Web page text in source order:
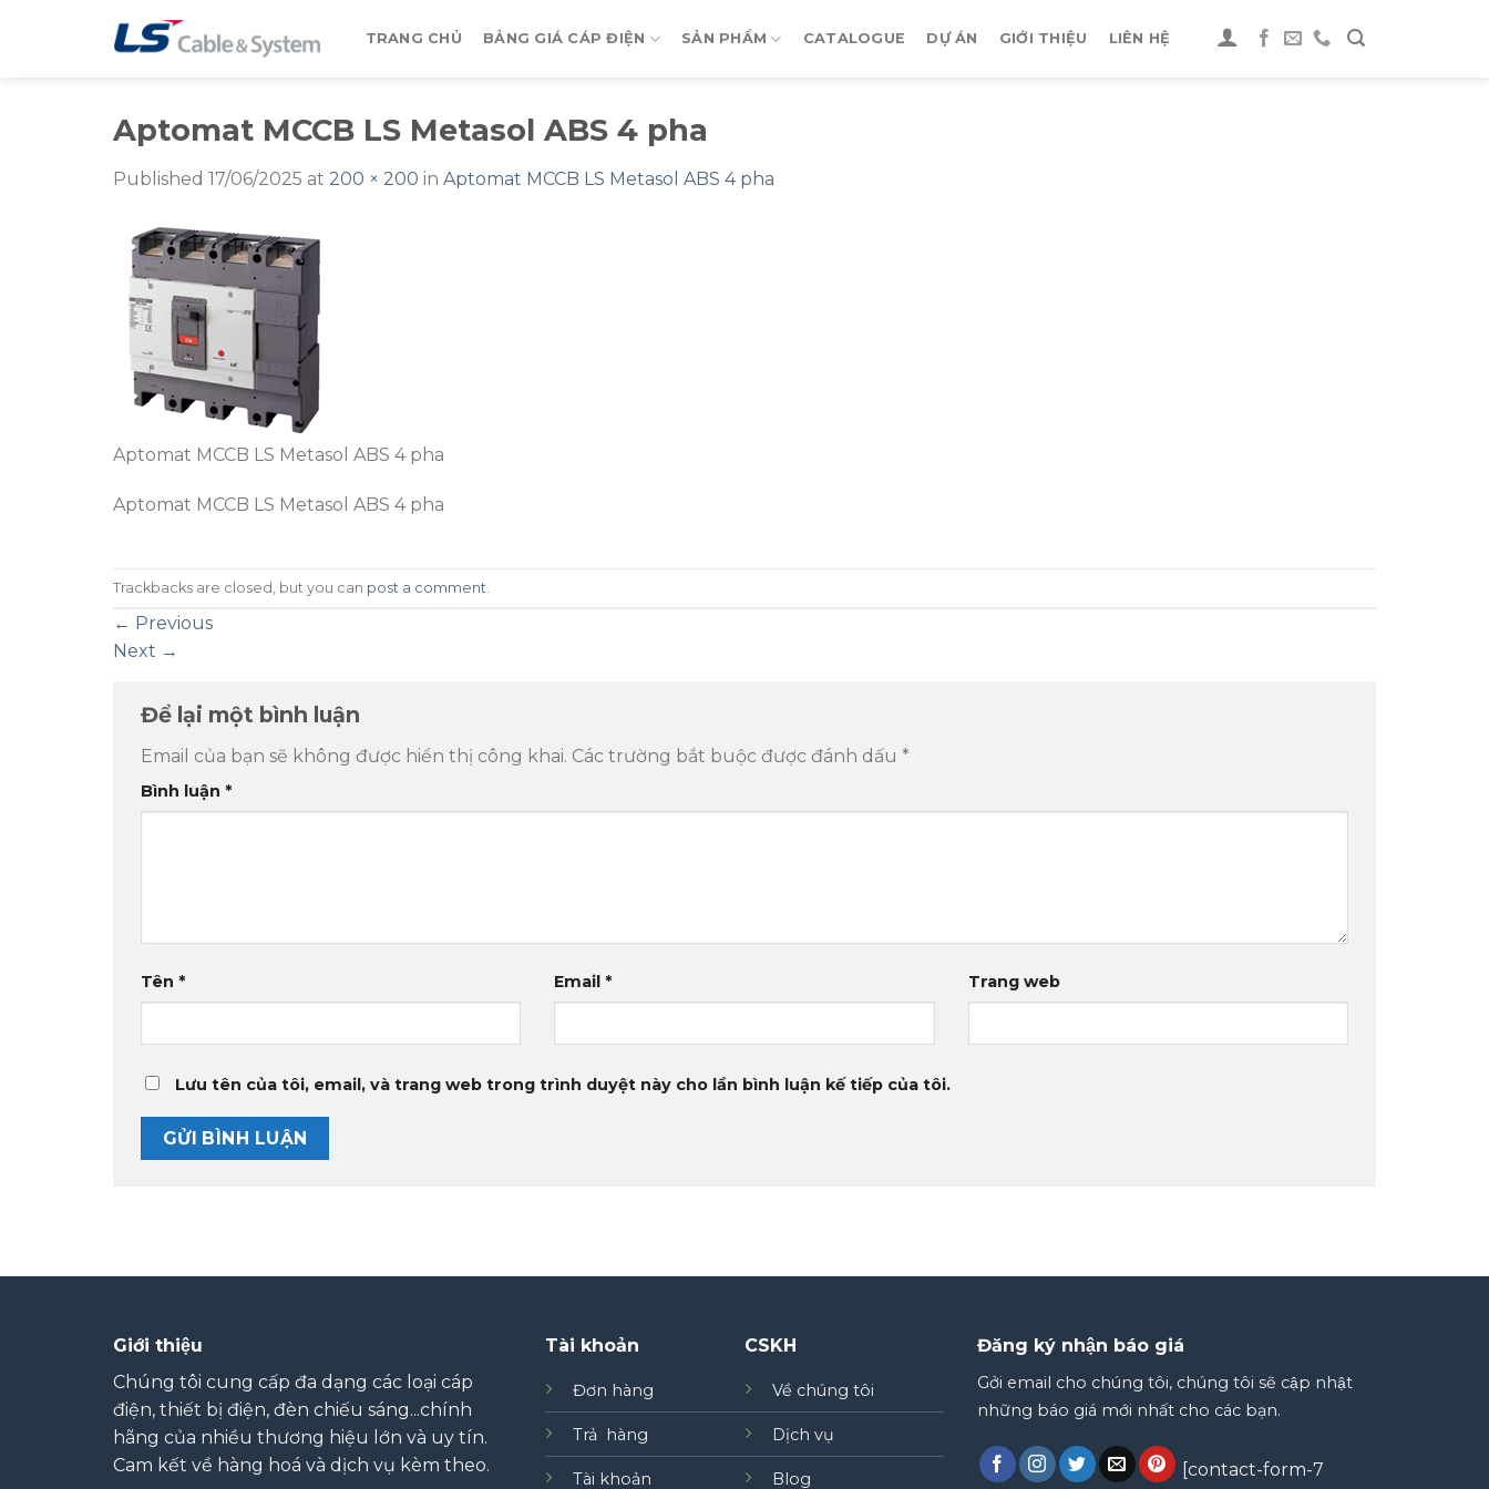
TRANG CHỦ BẢNG GIÁ CÁP ĐIỆN SẢN PHẨM CATALOGUE DỰ ÁN GIỚI THIỆU LIÊN HỆ
Aptomat MCCB LS Metasol ABS 4 pha
Published 17/06/2025 at 200 × 200 in Aptomat MCCB LS Metasol ABS 4 pha
Aptomat MCCB LS Metasol ABS 4 pha
Aptomat MCCB LS Metasol ABS 4 pha
Trackbacks are closed, but you can post a comment
← Previous
Next →
Để lại một bình luận
Email của bạn sẽ không được hiển thị công khai. Các trường bắt buộc được đánh dấu *
Bình luận *
Tên * Email* Trang web
Lưu tên của tôi, email, và trang web trong trình duyệt này cho lần bình luận kế tiếp của tôi.
Giới thiệu
Chúng tôi cung cấp đa dạng các loại cáp
điện, thiết bị điện, đèn chiếu sáng...chính
hãng của nhiều thương hiệu lớn và uy tín.
Cam kết về hàng hoá và dịch vụ kèm theo.
Tài khoản
Đơn hàng
Trả hàng
Tài khoản
CSKH
Về chúng tôi
Dịch vụ
Blog
Đăng ký nhận báo giá
Gởi email cho chúng tôi, chúng tôi sẽ cập nhật
những báo giá mới nhất cho các bạn.
[contact-form-7